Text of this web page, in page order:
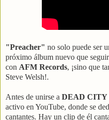
"Preacher" no solo puede ser
próximo álbum nuevo que
con AFM Records, ¡sino que
Steve Welsh!.
Antes de unirse a DEAD CITY
activo en YouTube, donde se
cantantes. Hay un clip de él